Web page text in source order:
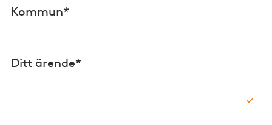
Kommun*
Ditt ärende*